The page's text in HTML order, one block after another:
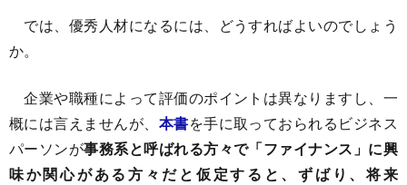
では、優秀人材になるには、どうすればよいのでしょう
か。
企業や職種によって評価のポイントは異なりますし、一
概には言えませんが、 本書を手に取っておられるビジネス
パーソンが事務系と呼ばれる方々で「ファイナンス」に興
味か関心がある方々だと仮定すると、ずばり、将来